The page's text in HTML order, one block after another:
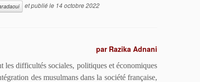
et publié le 14 octobre 2022
par Razika Adnani
les difficultés sociales, politiques et économiques
des musulmans dans la société française,